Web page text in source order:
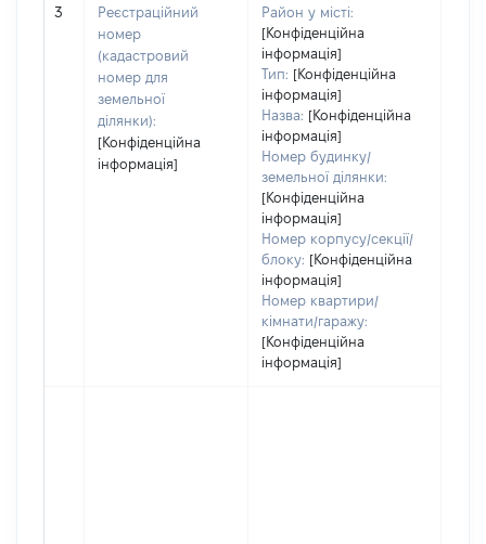
3
Реєстраційний
номер
(кадастровий
номер для
земельної
ділянки):
[Конфіденційна
інформація]
Район у місті:
[Конфіденційна
інформація]
Тип: [Конфіденційна
інформація]
Назва: [Конфіденційна
інформація]
Номер будинку/
земельної ділянки:
[Конфіденційна
інформація]
Номер корпусу/секції/
блоку: [Конфіденційна
інформація]
Номер квартири/
кімнати/гаражу:
[Конфіденційна
інформація]